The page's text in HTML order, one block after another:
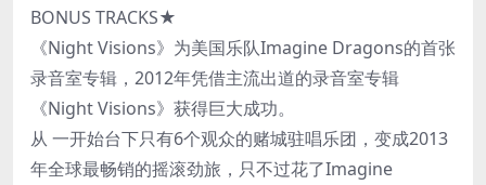
BONUS TRACKS★
《Night Visions》为美国乐队Imagine Dragons的首张
录音室专辑，2012年凭借主流出道的录音室专辑
《Night Visions》获得巨大成功。
从 一开始台下只有6个观众的赌城驻唱乐团，变成2013
年全球最畅销的摇滚劲旅，只不过花了Imagine